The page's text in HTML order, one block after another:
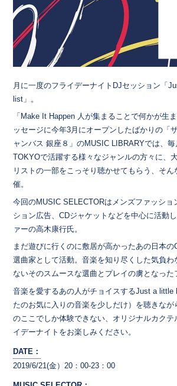
月に一度のフライデーナイトDJセッション「
list」。
「Make It Happen 人が集まることで何かが生
ッセージに今年3月にオープンしたばかりの「
ャンバス 銀座８」のMUSIC LIBRARYでは、
TOKYOで活躍する様々なジャンルの方々に、
リストの一部をこっそり聴かせてもらう、そん
催。
今回のMUSIC SELECTORはメンズファッショ
ション広告、CDジャケットなどを中心に活動
ァーの高木康行氏。
まだ遊びに行くのに敷居が高かったあの日本の
選曲家として活動。音楽を知り尽くした気負
ないそのスムースな選曲とプレイの虜となった
音楽を愛するあの人がチョイスするJust a little
たのお気に入りの音楽を少しだけ）を聴きなが
のここでしか体験できない、オリジナルカクテ
イデーナイトをお楽しみください。
DATE：
2019/6/21(金）20：00-23：00